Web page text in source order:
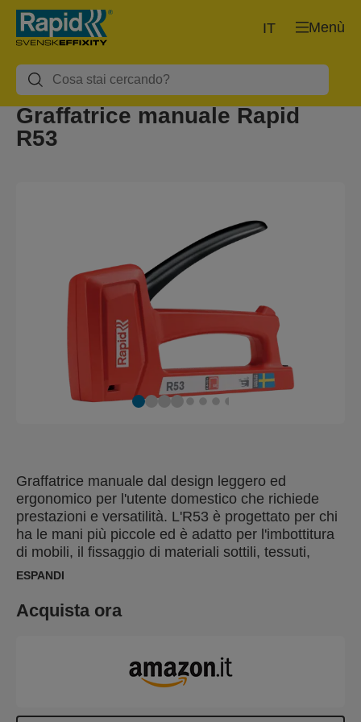
Menù
IT
Graffatrice manuale Rapid
R53
Graffatrice manuale dal design leggero ed
ergonomico per l'utente domestico che richiede
prestazioni e versatilità. L'R53 è progettato per chi
ha le mani più piccole ed è adatto per l'imbottitura
di mobili, il fissaggio di materiali sottili, tessuti,
pelle, carta ed etichette. L'ergonomica R53 è
parti operative in acciaio di alta qualità.
ESPANDI
Acquista ora